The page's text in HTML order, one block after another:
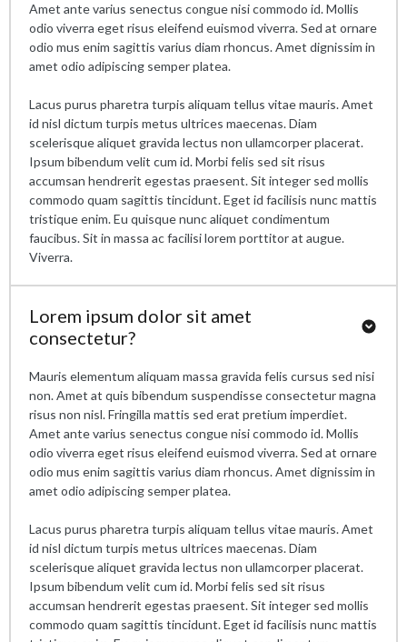
Amet ante varius senectus congue nisi commodo id. Mollis
odio viverra eget risus eleifend euismod viverra. Sed at ornare
odio mus enim sagittis varius diam rhoncus. Amet dignissim in
amet odio adipiscing semper platea.
Lacus purus pharetra turpis aliquam tellus vitae mauris. Amet
id nisl dictum turpis metus ultrices maecenas. Diam
scelerisque aliquet gravida lectus non ullamcorper placerat.
Ipsum bibendum velit cum id. Morbi felis sed sit risus
accumsan hendrerit egestas praesent. Sit integer sed mollis
commodo quam sagittis tincidunt. Eget id facilisis nunc mattis
tristique enim. Eu quisque nunc aliquet condimentum
faucibus. Sit in massa ac facilisi lorem porttitor at augue.
Viverra.
Lorem ipsum dolor sit amet
consectetur?
Mauris elementum aliquam massa gravida felis cursus sed nisi
non. Amet at quis bibendum suspendisse consectetur magna
risus non nisl. Fringilla mattis sed erat pretium imperdiet.
Amet ante varius senectus congue nisi commodo id. Mollis
odio viverra eget risus eleifend euismod viverra. Sed at ornare
odio mus enim sagittis varius diam rhoncus. Amet dignissim in
amet odio adipiscing semper platea.
Lacus purus pharetra turpis aliquam tellus vitae mauris. Amet
id nisl dictum turpis metus ultrices maecenas. Diam
scelerisque aliquet gravida lectus non ullamcorper placerat.
Ipsum bibendum velit cum id. Morbi felis sed sit risus
accumsan hendrerit egestas praesent. Sit integer sed mollis
commodo quam sagittis tincidunt. Eget id facilisis nunc mattis